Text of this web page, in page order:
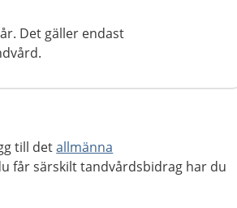
Det gäller endast
till detallmänna
får särskilt tandvårdsbidrag har du